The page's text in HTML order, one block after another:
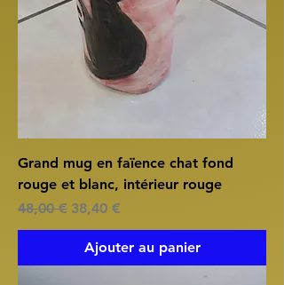
Grand mug en faïence chat fond
rouge et blanc, intérieur rouge
Prix original
48,00 € Prix promotionnel
38,40 €
Ajouter au panier